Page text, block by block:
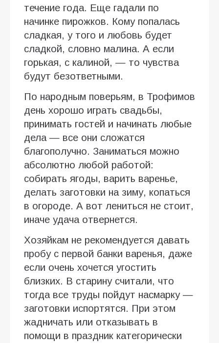
течение года. Еще гадали по
начинке пирожков. Кому попалась
сладкая, у того и любовь будет
сладкой, словно малина. А если
горькая, с калиной, — то чувства
будут безответными.
По народным поверьям, в Трофимов
день хорошо играть свадьбы,
принимать гостей и начинать любые
дела — все они сложатся
благополучно. Заниматься можно
абсолютно любой работой:
собирать ягоды, варить варенье,
делать заготовки на зиму, копаться
в огороде. А вот лениться не стоит,
иначе удача отвернется.
Хозяйкам не рекомендуется давать
пробу с первой банки варенья, даже
если очень хочется угостить
близких. В старину считали, что
тогда все труды пойдут насмарку —
заготовки испортятся. При этом
жадничать или отказывать в
помощи в праздник категорически